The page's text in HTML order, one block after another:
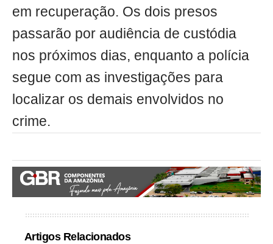
em recuperação. Os dois presos
passarão por audiência de custódia
nos próximos dias, enquanto a polícia
segue com as investigações para
localizar os demais envolvidos no
crime.
Artigos Relacionados